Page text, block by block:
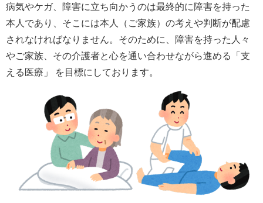
病気やケガ、障害に立ち向かうのは最終的に障害を持った
本人であり、そこには本人（ご家族）の考えや判断が配慮
されなければなりません。そのために、障害を持った人々
やご家族、その介護者と心を通い合わせながら進める「支
える医療」 を目標にしております。